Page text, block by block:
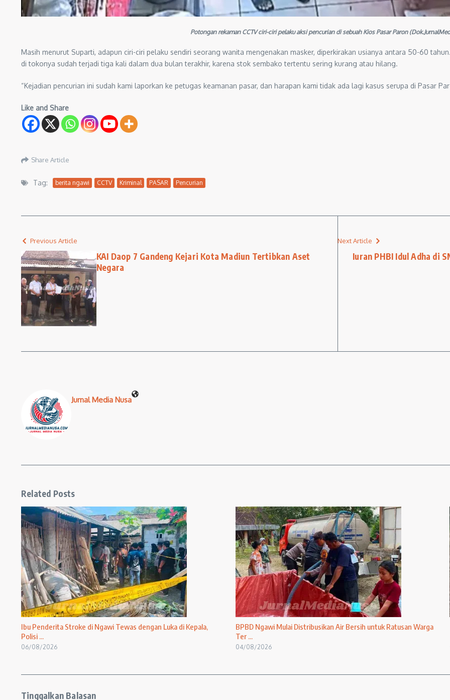
Potongan rekaman CCTV ciri-ciri pelaku aksi pencurian di sebuah Kios Pasar Paron
Masih menurut Suparti, adapun ciri-ciri pelaku sendiri seorang wanita mengenakan masker, diperkirakan usianya antara 50-60
di tokonya sudah terjadi tiga kali dalam dua bulan terakhir, karena stok sembako tertentu sering kurang atau hilang.
“Kejadian pencurian ini sudah kami laporkan ke petugas keamanan pasar, dan harapan kami tidak ada lagi kasus serupa di Pasar
Like and Share
Share Article
Tag: berita ngawi CCTV Kriminal PASAR Pencurian
Previous Article
KAI Daop 7 Gandeng Kejari Kota Madiun Tertibkan Aset
Negara
Next Article
Iuran PHBI Idul Adha di
Jurnal Media Nusa
Related Posts
Ibu Penderita Stroke di Ngawi Tewas dengan Luka di Kepala,
Polisi ...
06/08/2026
BPBD Ngawi Mulai Distribusikan Air Bersih untuk Ratusan Warga
Ter ...
04/08/2026
Tinggalkan Balasan